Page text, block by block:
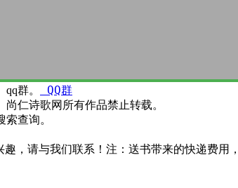
群。 QQ群
仁诗歌网所有作品禁止转载。
查询。
，请与我们联系！注：送书带来的快递费用